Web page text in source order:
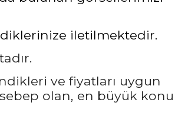
iletilmektedir.
ve fiyatları uygun
olan, en büyük konu